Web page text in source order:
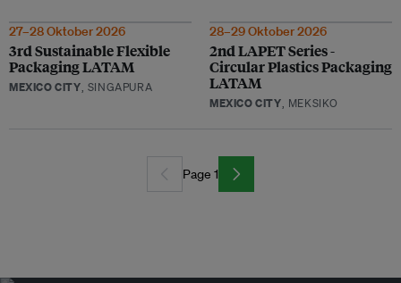
27–28 Oktober 2026
3rd Sustainable Flexible
Packaging LATAM
MEXICO CITY, SINGAPURA
28–29 Oktober 2026
2nd LAPET Series -
Circular Plastics Packaging
LATAM
MEXICO CITY, MEKSIKO
Page 1